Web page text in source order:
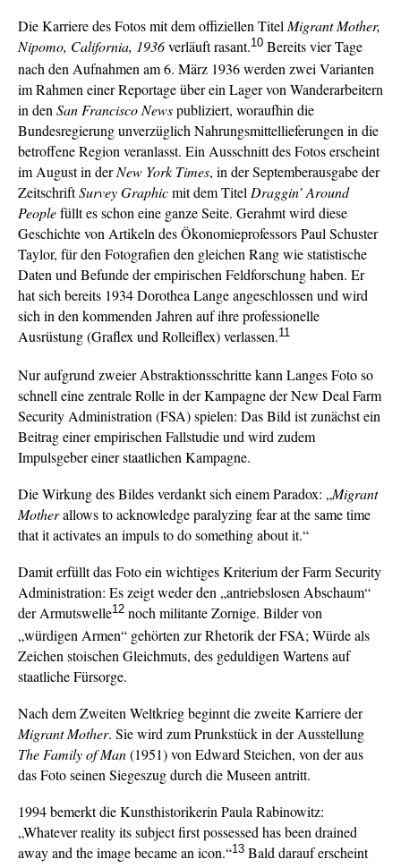
Die Karriere des Fotos mit dem offiziellen Titel Migrant Mother,
Nipomo, California, 1936verläuft rasant.10 Bereits vier Tage
nach den Aufnahmen am 6. März 1936 werden zwei Varianten
im Rahmen einer Reportage über ein Lager von Wanderarbeitern
in den San Francisco Newspubliziert, woraufhin die
Bundesregierung unverzüglich Nahrungsmittellieferungen in die
betroffene Region veranlasst. Ein Ausschnitt des Fotos erscheint
im August in derNew York Times, in der Septemberausgabe der
ZeitschriftSurvey Graphicmit dem Titel Draggin’ Around
Peoplefüllt es schon eine ganze Seite. Gerahmt wird diese
Geschichte von Artikeln des Ökonomieprofessors Paul Schuster
Taylor, für den Fotografien den gleichen Rang wie statistische
Daten und Befunde der empirischen Feldforschung haben. Er
hat sich bereits 1934 Dorothea Lange angeschlossen und wird
sich in den kommenden Jahren auf ihre professionelle
Ausrüstung (Graflex und Rolleiflex) verlassen.11
Nur aufgrund zweier Abstraktionsschritte kann Langes Foto so
schnell eine zentrale Rolle in der Kampagne der New Deal Farm
Security Administration (FSA) spielen: Das Bild ist zunächst ein
Beitrag einer empirischen Fallstudie und wird zudem
Impulsgeber einer staatlichen Kampagne.
Die Wirkung des Bildes verdankt sich einem Paradox: „Migrant
Motherallows to acknowledge paralyzing fear at the same time
that it activates an impuls to do something about it.“
Damit erfüllt das Foto ein wichtiges Kriterium der Farm Security
Administration: Es zeigt weder den „antriebslosen Abschaum“
der Armutswelle12 noch militante Zornige. Bilder von
„würdigen Armen“ gehörten zur Rhetorik der FSA; Würde als
Zeichen stoischen Gleichmuts, des geduldigen Wartens auf
staatliche Fürsorge.
Nach dem Zweiten Weltkrieg beginnt die zweite Karriere der
Migrant Mother. Sie wird zum Prunkstück in der Ausstellung
The Family of Man(1951) von Edward Steichen, von der aus
das Foto seinen Siegeszug durch die Museen antritt.
1994 bemerkt die Kunsthistorikerin Paula Rabinowitz:
„Whatever reality its subject first possessed has been drained
away and the image became an icon.“13 Bald darauf erscheint